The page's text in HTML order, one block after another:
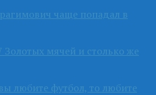
чаще попадал в
мячей и столько же
любите футбол, то любите